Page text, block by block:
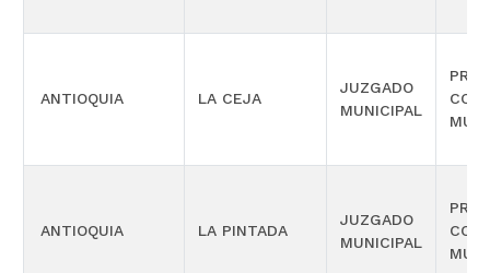
ANTIOQUIA LA CEJA
JUZGADO
MUNICIPAL
ANTIOQUIA LA PINTADA
JUZGADO
MUNICIPAL